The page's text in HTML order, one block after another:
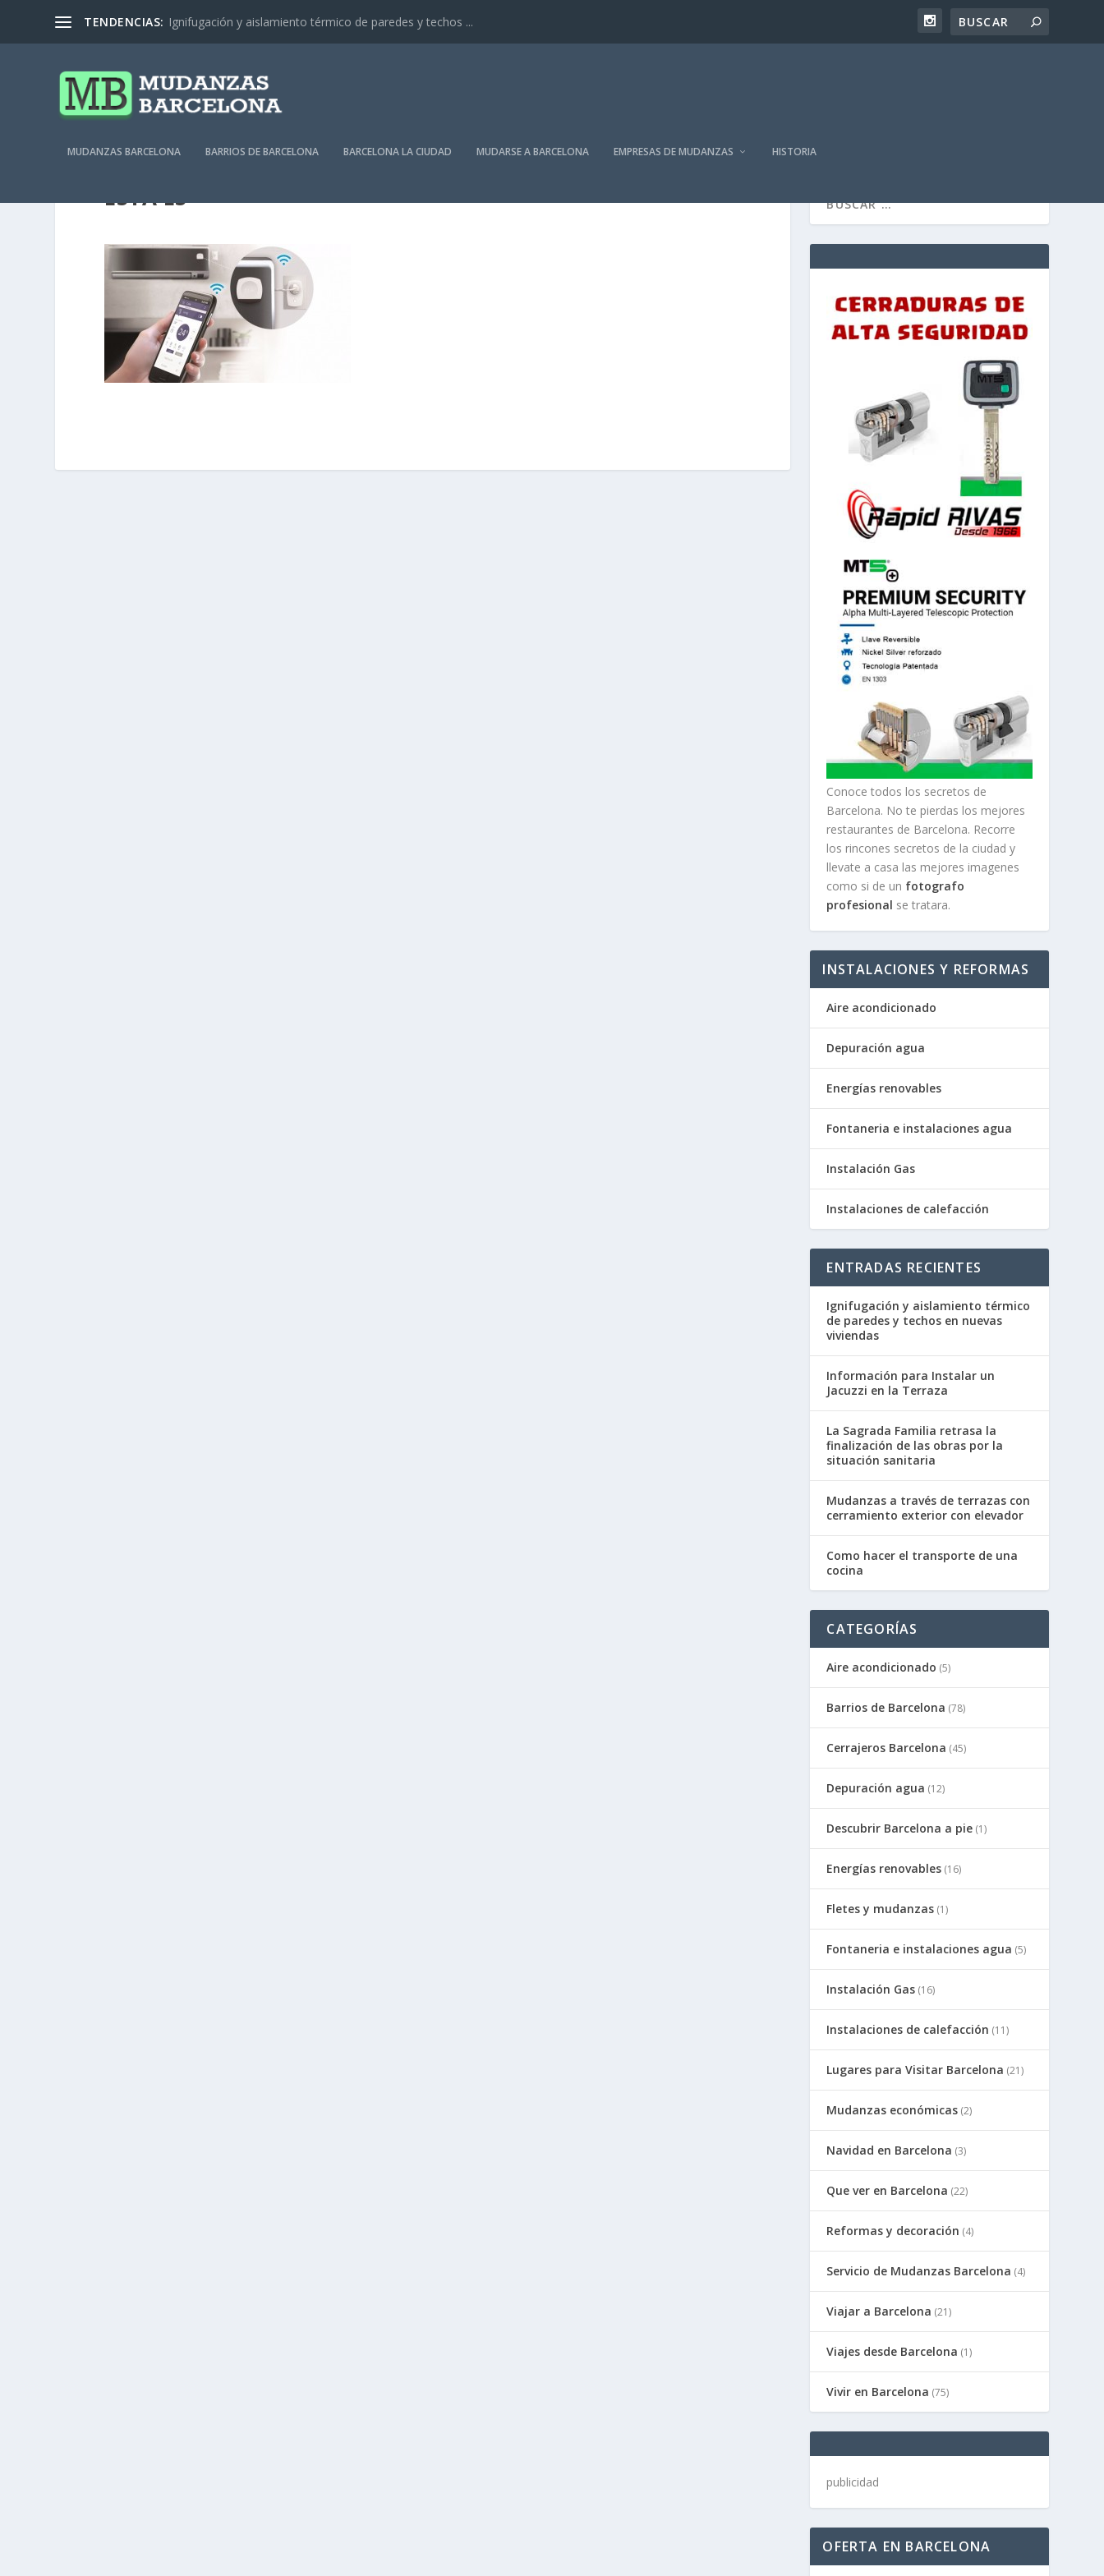
TENDENCIAS: Ignifugación y aislamiento térmico de paredes y techos ...
MUDANZAS BARCELONA BARRIOS DE BARCELONA BARCELONA LA CIUDAD MUDARSE A BARCELONA EMPRESAS DE MUDANZAS HISTORIA
ESTA ES
Conoce todos los secretos de
Barcelona. No te pierdas los mejores
restaurantes de Barcelona. Recorre
los rincones secretos de la ciudad y
llevate a casa las mejores imagenes
como si de un fotografo
profesional se tratara.
INSTALACIONES Y REFORMAS
Aire acondicionado
Depuración agua
Energías renovables
Fontaneria e instalaciones agua
Instalación Gas
Instalaciones de calefacción
ENTRADAS RECIENTES
Ignifugación y aislamiento térmico
de paredes y techos en nuevas
viviendas
Información para Instalar un
Jacuzzi en la Terraza
La Sagrada Familia retrasa la
finalización de las obras por la
situación sanitaria
Mudanzas a través de terrazas con
cerramiento exterior con elevador
Como hacer el transporte de una
cocina
CATEGORÍAS
Aire acondicionado (5)
Barrios de Barcelona (78)
Cerrajeros Barcelona (45)
Depuración agua (12)
Descubrir Barcelona a pie (1)
Energías renovables (16)
Fletes y mudanzas (1)
Fontaneria e instalaciones agua (5)
Instalación Gas (16)
Instalaciones de calefacción (11)
Lugares para Visitar Barcelona (21)
Mudanzas económicas (2)
Navidad en Barcelona (3)
Que ver en Barcelona (22)
Reformas y decoración (4)
Servicio de Mudanzas Barcelona (4)
Viajar a Barcelona (21)
Viajes desde Barcelona (1)
Vivir en Barcelona (75)
publicidad
OFERTA EN BARCELONA